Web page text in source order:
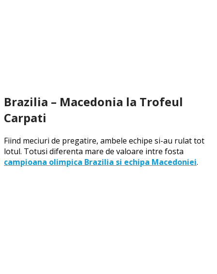
Brazilia – Macedonia la Trofeul
Carpati
Fiind meciuri de pregatire, ambele echipe si-au rulat tot
lotul. Totusi diferenta mare de valoare intre fosta
campioana olimpica Brazilia si echipa Macedoniei.